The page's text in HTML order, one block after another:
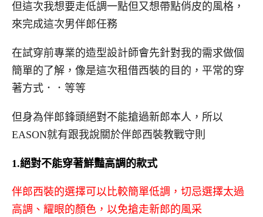
但這次我想要走低調一點但又想帶點俏皮的風格，
來完成這次男伴郎任務
在試穿前專業的造型設計師會先針對我的需求做個
簡單的了解，像是這次租借西裝的目的，平常的穿
著方式．．等等
但身為伴郎鋒頭絕對不能搶過新郎本人，所以
EASON就有跟我說關於伴郎西裝教戰守則
1.絕對不能穿著鮮豔高調的款式
伴郎西裝的選擇可以比較簡單低調，切忌選擇太過
高調、耀眼的顏色，以免搶走新郎的風采